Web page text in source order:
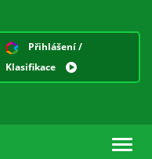
Přihlášení /
Klasifikace